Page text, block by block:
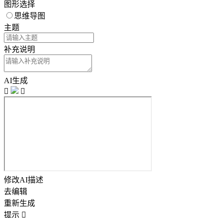
图形选择
思维导图
主题
补充说明
AI生成


修改AI描述
去编辑
重新生成
提示 